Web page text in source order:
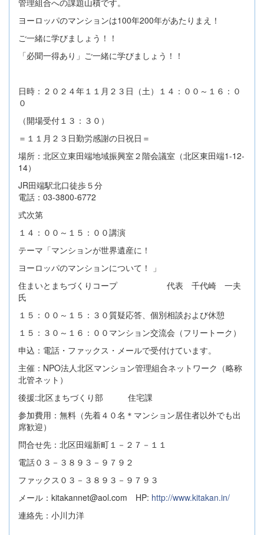
ヨーロッパのマンションは100年200年があたりまえ！
ご一緒に学びましょう！！
「必聞一得あり」ご一緒に学びましょう！！
日時：２０２４年１１月２３日（土）１４：００～１６：０
０
（開場受付１３：３０）
＝１１月２３日勤労感謝の日祝日＝
場所：北区立東田端地域振興室２階会議室（北区東田端1-12-
14）
JR田端駅北口徒歩５分
電話：03-3800-6772
式次第
１４：００～１５：００講演
テーマ「マンションが世界遺産に！
ヨーロッパのマンションについて！ 」
住まいとまちづくりコープ 代表 千代崎 一夫
氏
１５：００～１５：３０質疑応答、個別相談および休憩
１５：３０～１６：００マンション交流会（フリートーク）
申込：電話・ファックス・メールで受付けています。
主催：NPO法人北区マンション管理組合ネットワーク（略称
北管ネット）
後援:北区まちづくり部 住宅課
参加費用：無料（先着４０名＊マンション居住者以外でも出
席歓迎）
問合せ先：北区田端新町１－２７－１１
電話０３－３８９３－９７９２
ファックス０３－３８９３－９７９３
メール：kitakannet@aol.com HP: http://www.kitakan.in/
連絡先：小川力洋